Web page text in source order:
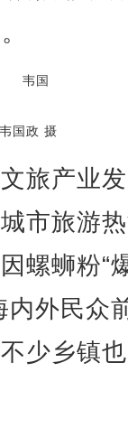
国政 摄
旅产业
市旅游
螺蛳粉“
内外民众
少乡镇